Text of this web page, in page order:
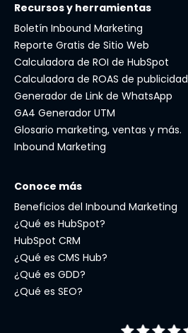
Recursos y herramientas
Boletín Inbound Marketing
Reporte Gratis de Sitio Web
Calculadora de ROI de HubSpot
Calculadora de ROAS de publicidad
Generador de Link de WhatsApp
GA4 Generador UTM
Glosario marketing, ventas y más.
Inbound Marketing
Conoce más
Beneficios del Inbound Marketing
¿Qué es HubSpot?
HubSpot CRM
¿Qué es CMS Hub?
¿Qué es GDD?
¿Qué es SEO?